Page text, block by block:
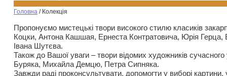
Головна / Колекція
Пропонуємо мистецькі твори високого стилю класиків
Коцки, Антона Кашшая, Ернеста Контратовича, Юрія
Івана Шутєва.
Також до Вашої уваги – твори відомих художників
Буряка, Михайла Демцю, Петра Сипняка.
Завжди раді проконсультувати, допомогти у виборі картини,